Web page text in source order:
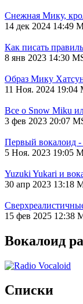
Снежная Мику,
14 дек 2024 14:49
Как писать
8 янв 2023 14:30
Образ Мику
11 Ноя. 2024 19:04
Все о Snow Miku
3 фев 2023 20:07
Первый вокалоид -
5 Ноя. 2023 19:05
Yuzuki Yukari и
30 апр 2023 13:18
15 фев 2025 12:38
Вокалоид
Списки